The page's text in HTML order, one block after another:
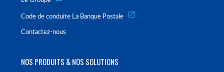
Code de conduite La Banque Postale
Contactez-nous
NOS PRODUITS & NOS SOLUTIONS